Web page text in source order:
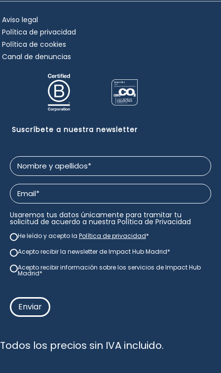
Aviso legal
Política de privacidad
Política de cookies
Canal de denuncias
Suscríbete a nuestra newsletter
Nombre
y
apellidos
*
Email
*
Usaremos tus datos únicamente para tramitar tu
solicitud de acuerdo a nuestra Política de Privacidad
newsletter
*
He leído y acepto la Política de privacidad*
newsletter
*
Acepto recibir la newsletter de Impact Hub Madrid*
consentimiento
Acepto recibir información sobre los servicios de Impact Hub
Madrid*
Todos los precios sin IVA incluido.